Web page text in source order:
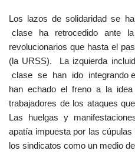
Los lazos de solidaridad se
clase ha retrocedido ante la
revolucionarios que hasta el
(la URSS). La izquierda
clase se han ido integrando
han echado el freno a la
trabajadores de los ataques
Las huelgas y
apatía impuesta por las
los sindicatos como un medio